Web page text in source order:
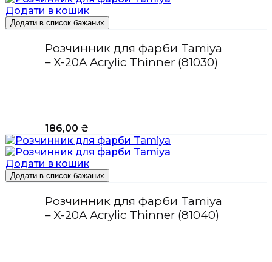
Додати в кошик
Додати в список бажаних
Розчинник для фарби Tamiya
– X-20A Acrylic Thinner (81030)
186,00 ₴
Додати в кошик
Додати в список бажаних
Розчинник для фарби Tamiya
– X-20A Acrylic Thinner (81040)